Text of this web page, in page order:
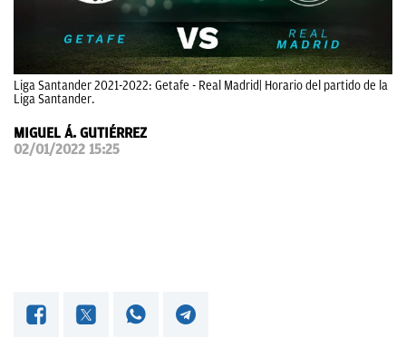
Liga Santander 2021-2022: Getafe - Real Madrid| Horario del partido de la
Liga Santander.
MIGUEL Á. GUTIÉRREZ
02/01/2022 15:25